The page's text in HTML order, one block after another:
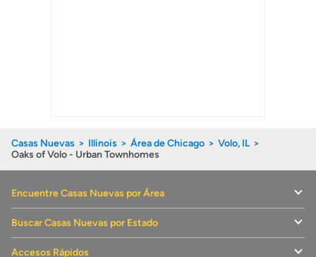
Casas Nuevas Illinois Área de Chicago
Volo, IL
Oaks of Volo - Urban Townhomes
Encuentre Casas Nuevas por Área
Buscar Casas Nuevas por Estado
Accesos Rápidos